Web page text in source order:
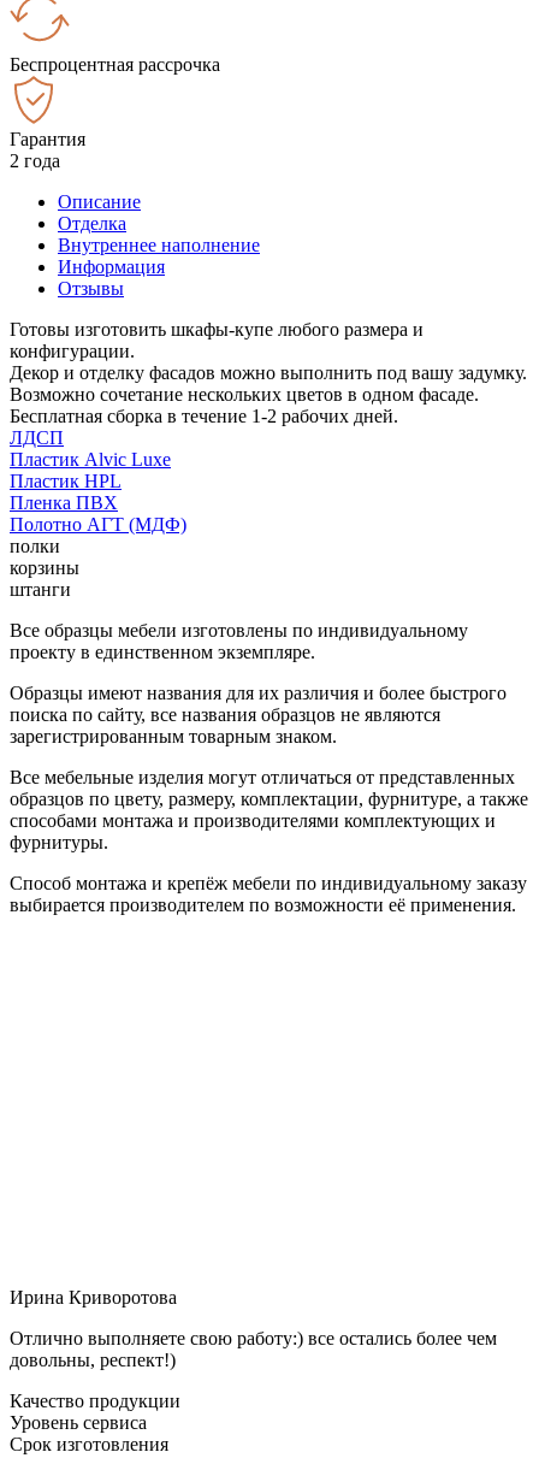
Беспроцентная рассрочка
Гарантия
2 года
Описание
Отделка
Внутреннее наполнение
Информация
Отзывы
Готовы изготовить шкафы-купе любого размера и
конфигурации.
Декор и отделку фасадов можно выполнить под вашу задумку.
Возможно сочетание нескольких цветов в одном фасаде.
Бесплатная сборка в течение 1-2 рабочих дней.
ЛДСП
Пластик Alvic Luxe
Пластик HPL
Пленка ПВХ
Полотно АГТ (МДФ)
полки
корзины
штанги
Все образцы мебели изготовлены по индивидуальному
проекту в единственном экземпляре.
Образцы имеют названия для их различия и более быстрого
поиска по сайту, все названия образцов не являются
зарегистрированным товарным знаком.
Все мебельные изделия могут отличаться от представленных
образцов по цвету, размеру, комплектации, фурнитуре, а также
способами монтажа и производителями комплектующих и
фурнитуры.
Способ монтажа и крепёж мебели по индивидуальному заказу
выбирается производителем по возможности её применения.
Ирина Криворотова
Отлично выполняете свою работу:) все остались более чем
довольны, респект!)
Качество продукции
Уровень сервиса
Срок изготовления